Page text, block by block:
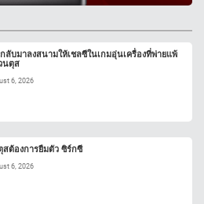
ลับมาลงสนามให้เชลซีในเกมอุ่นเครื่องที่พ่ายแพ้
นตุส
6, 2026
สต้องการยืมตัว ซิร์กซี
6, 2026